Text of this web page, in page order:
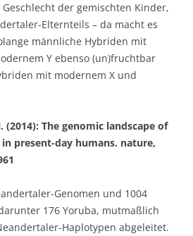
der gemischten Kinder,
Elternteils – da macht es
männliche Hybriden mit
Y ebenso (un)fruchtbar
mit modernem X und
(2014): The genomic landscape of
present-day humans. nature,
Genomen und 1004
176 Yoruba, mutmaßlich
Haplotypen abgeleitet.